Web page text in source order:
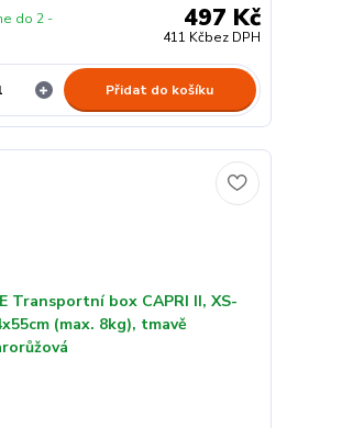
497 Kč
411 Kčbez DPH
do 2 -
Přidat do košíku